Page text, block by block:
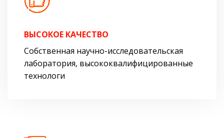
ВЫСОКОЕ КАЧЕСТВО
Собственная научно-исследовательская
лаборатория, высококвалифицированные
технологи